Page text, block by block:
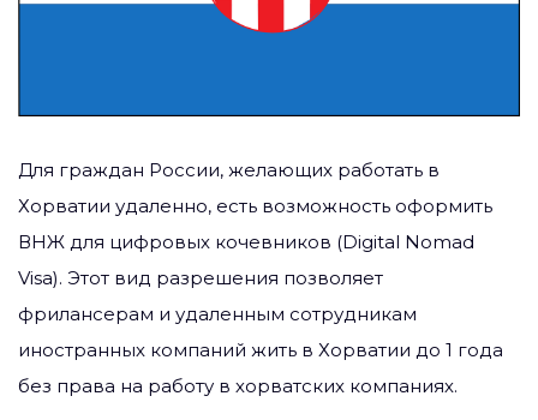
Для граждан России, желающих работать в
Хорватии удаленно, есть возможность оформить
ВНЖ для цифровых кочевников (Digital Nomad
Visa). Этот вид разрешения позволяет
фрилансерам и удаленным сотрудникам
иностранных компаний жить в Хорватии до 1 года
без права на работу в хорватских компаниях.